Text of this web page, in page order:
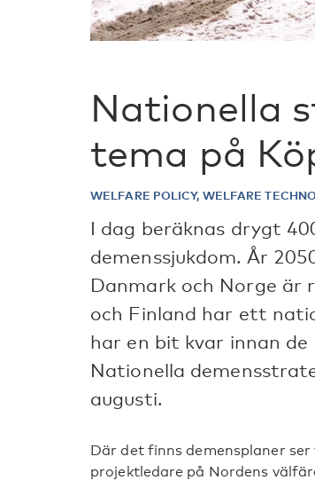
Nationella
tema på
WELFARE POLICY, WELFARE
I dag beräknas drygt
demenssjukdom. År
Danmark och Norge är
och Finland har ett
har en bit kvar innan
Nationella
augusti.
Där det finns demensplaner
projektledare på Nordens